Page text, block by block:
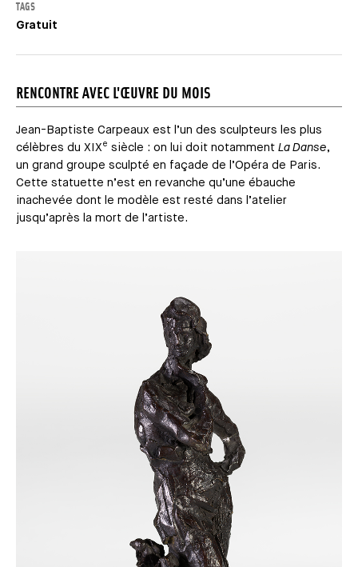
TAGS
Gratuit
RENCONTRE AVEC L'ŒUVRE DU MOIS
Jean-Baptiste Carpeaux est l’un des sculpteurs les plus
célèbres du XIXe siècle : on lui doit notamment La Danse,
un grand groupe sculpté en façade de l’Opéra de Paris.
Cette statuette n’est en revanche qu’une ébauche
inachevée dont le modèle est resté dans l’atelier
jusqu’après la mort de l’artiste.